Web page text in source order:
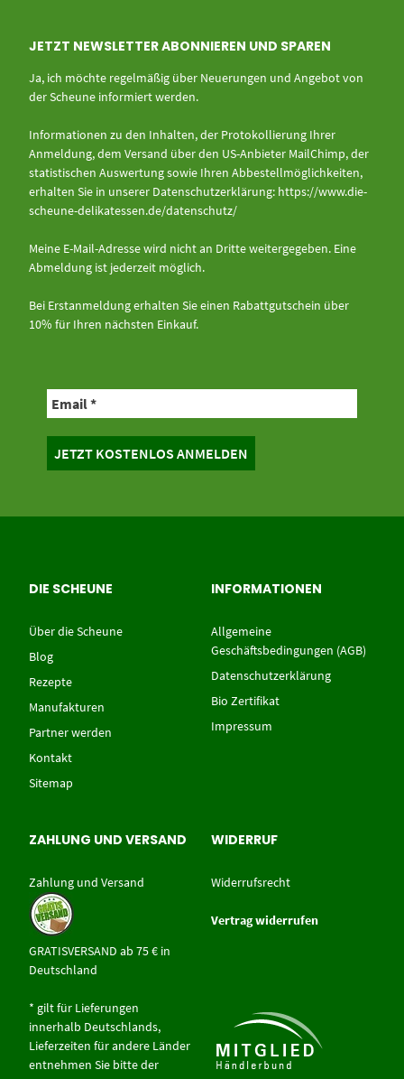
JETZT NEWSLETTER ABONNIEREN UND SPAREN
Ja, ich möchte regelmäßig über Neuerungen und Angebot von
der Scheune informiert werden.
Informationen zu den Inhalten, der Protokollierung Ihrer
Anmeldung, dem Versand über den US-Anbieter MailChimp, der
statistischen Auswertung sowie Ihren Abbestellmöglichkeiten,
erhalten Sie in unserer Datenschutzerklärung: https://www.die-
scheune-delikatessen.de/datenschutz/
Meine E-Mail-Adresse wird nicht an Dritte weitergegeben. Eine
Abmeldung ist jederzeit möglich.
Bei Erstanmeldung erhalten Sie einen Rabattgutschein über
10% für Ihren nächsten Einkauf.
DIE SCHEUNE
Über die Scheune
Blog
Rezepte
Manufakturen
Partner werden
Kontakt
Sitemap
INFORMATIONEN
Allgemeine
Geschäftsbedingungen (AGB)
Datenschutzerklärung
Bio Zertifikat
Impressum
ZAHLUNG UND VERSAND
Zahlung und Versand
GRATISVERSAND ab 75 € in
Deutschland
* gilt für Lieferungen
innerhalb Deutschlands,
Lieferzeiten für andere Länder
entnehmen Sie bitte der
WIDERRUF
Widerrufsrecht
Vertrag widerrufen